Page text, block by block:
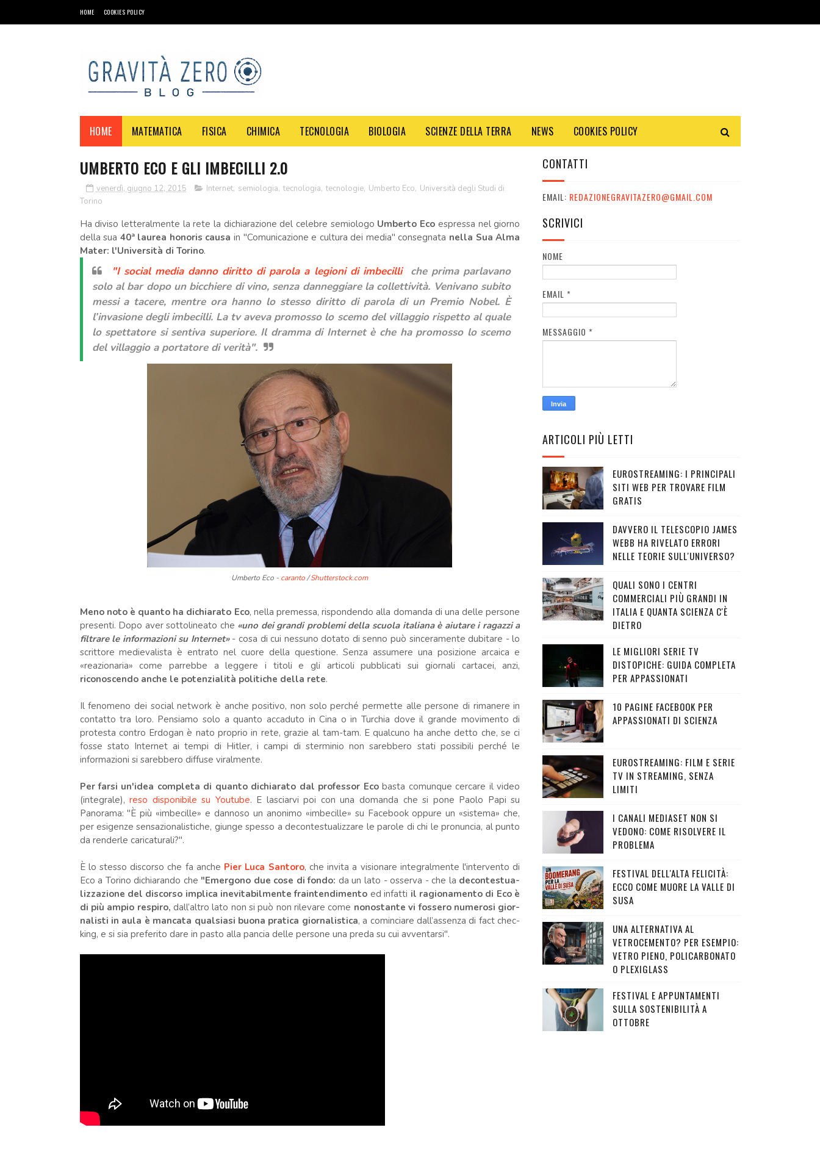
HOME COOKIES POLICY
HOME MATEMATICA FISICA CHIMICA TECNOLOGIA BIOLOGIA SCIENZE DELLA TERRA NEWS COOKIES POLICY
UMBERTO ECO E GLI IMBECILLI 2.0
venerdì, giugno 12, 2015 Internet, semiologia, tecnologia, tecnologie, Umberto Eco, Università degli Studi di
Torino
Ha diviso letteralmente la rete la dichiarazione del celebre semiologo Umberto Eco espressa nel giorno
della sua 40ª laurea honoris causa in "Comunicazione e cultura dei media" consegnata nella Sua Alma
Mater: l'Università di Torino.
"I social media danno diritto di parola a legioni di imbecilliche prima parlavano
solo al bar dopo un bicchiere di vino, senza danneggiare la collettività. Venivano subito
messi a tacere, mentre ora hanno lo stesso diritto di parola di un Premio Nobel. È
l’invasione degli imbecilli. La tv aveva promosso lo scemo del villaggio rispetto al quale
lo spettatore si sentiva superiore. Il dramma di Internet è che ha promosso lo scemo
del villaggio a portatore di verità".
Umberto Eco - caranto/Shutterstock.com
Meno noto è quanto ha dichiarato Eco, nella premessa, rispondendo alla domanda di una delle persone
presenti. Dopo aver sottolineato che «uno dei grandi problemi della scuola italiana è aiutare i ragazzi a
filtrare le informazioni su Internet» - cosa di cui nessuno dotato di senno può sinceramente dubitare - lo
scrittore medievalista è entrato nel cuore della questione. Senza assumere una posizione arcaica e
«reazionaria» come parrebbe a leggere i titoli e gli articoli pubblicati sui giornali cartacei, anzi,
riconoscendo anche le potenzialità politiche della rete.
Il fenomeno dei social network è anche positivo, non solo perché permette alle persone di rimanere in
contatto tra loro. Pensiamo solo a quanto accaduto in Cina o in Turchia dove il grande movimento di
protesta contro Erdogan è nato proprio in rete, grazie al tam-tam. E qualcuno ha anche detto che, se ci
fosse stato Internet ai tempi di Hitler, i campi di sterminio non sarebbero stati possibili perché le
informazioni si sarebbero diffuse viralmente.
Per farsi un'idea completa di quanto dichiarato dal professor Ecobasta comunque cercare il video
(integrale),reso disponibile su Youtube. E lasciarvi poi con una domanda che si pone Paolo Papi su
Panorama: "È più «imbecille» e dannoso un anonimo «imbecille» su Facebook oppure un «sistema» che,
per esigenze sensazionalistiche, giunge spesso a decontestualizzare le parole di chi le pronuncia, al punto
da renderle caricaturali?".
È lo stesso discorso che fa anche Pier Luca Santoro, che invita a visionare integralmente l'intervento di
Eco a Torino dichiarando che "Emer­gono due cose di fondo: da un lato - osserva - che la decon­te­stua­
liz­za­zione del discorso implica ine­vi­ta­bil­mente fraintendimento ed infatti il ragio­na­mento di Eco è
di più ampio respiro, dall’altro lato non si può non rile­vare come nono­stante vi fos­sero nume­rosi gior­
na­li­sti in aula è man­cata qual­siasi buona pra­tica gior­na­li­stica, a comin­ciare dall’assenza di fact chec­
king, e si sia pre­fe­rito dare in pasto alla pan­cia delle per­sone una preda su cui avventarsi".
CONTATTI
EMAIL: REDAZIONEGRAVITAZERO@GMAIL.COM
SCRIVICI
NOME
EMAIL *
MESSAGGIO *
ARTICOLI PIÙ LETTI
EUROSTREAMING: I PRINCIPALI
SITI WEB PER TROVARE FILM
GRATIS
DAVVERO IL TELESCOPIO JAMES
WEBB HA RIVELATO ERRORI
NELLE TEORIE SULL'UNIVERSO?
QUALI SONO I CENTRI
COMMERCIALI PIÙ GRANDI IN
ITALIA E QUANTA SCIENZA C'È
DIETRO
LE MIGLIORI SERIE TV
DISTOPICHE: GUIDA COMPLETA
PER APPASSIONATI
10 PAGINE FACEBOOK PER
APPASSIONATI DI SCIENZA
EUROSTREAMING: FILM E SERIE
TV IN STREAMING, SENZA
LIMITI
I CANALI MEDIASET NON SI
VEDONO: COME RISOLVERE IL
PROBLEMA
FESTIVAL DELL'ALTA FELICITÀ:
ECCO COME MUORE LA VALLE DI
SUSA
UNA ALTERNATIVA AL
VETROCEMENTO? PER ESEMPIO:
VETRO PIENO, POLICARBONATO
O PLEXIGLASS
FESTIVAL E APPUNTAMENTI
SULLA SOSTENIBILITÀ A
OTTOBRE